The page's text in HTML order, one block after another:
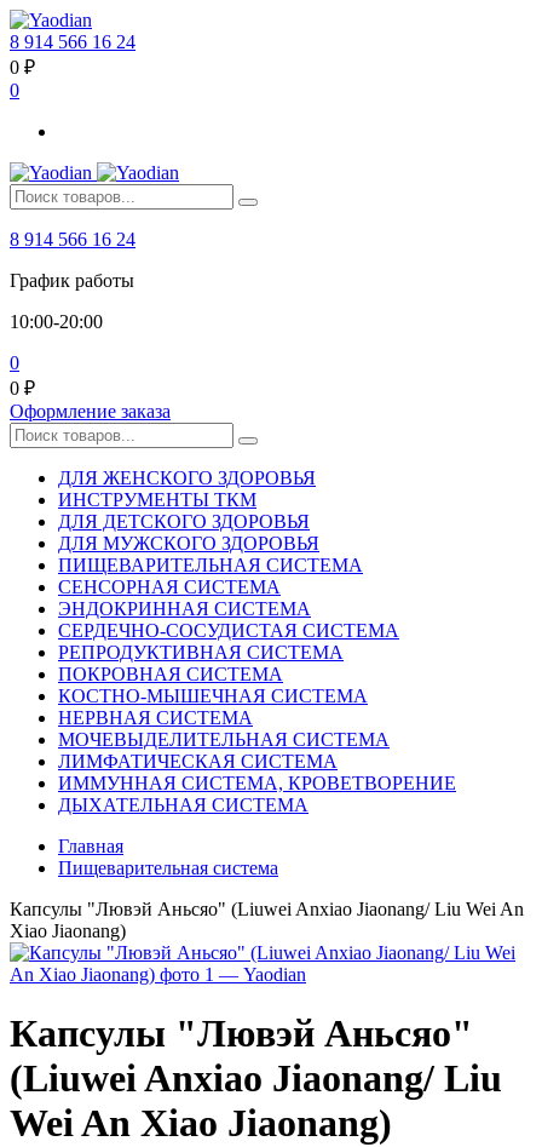
8 914 566 16 24
0 ₽
0
8 914 566 16 24
График работы
10:00-20:00
0
0 ₽
Оформление заказа
ДЛЯ ЖЕНСКОГО ЗДОРОВЬЯ
ИНСТРУМЕНТЫ ТКМ
ДЛЯ ДЕТСКОГО ЗДОРОВЬЯ
ДЛЯ МУЖСКОГО ЗДОРОВЬЯ
ПИЩЕВАРИТЕЛЬНАЯ СИСТЕМА
СЕНСОРНАЯ СИСТЕМА
ЭНДОКРИННАЯ СИСТЕМА
СЕРДЕЧНО-СОСУДИСТАЯ СИСТЕМА
РЕПРОДУКТИВНАЯ СИСТЕМА
ПОКРОВНАЯ СИСТЕМА
КОСТНО-МЫШЕЧНАЯ СИСТЕМА
НЕРВНАЯ СИСТЕМА
МОЧЕВЫДЕЛИТЕЛЬНАЯ СИСТЕМА
ЛИМФАТИЧЕСКАЯ СИСТЕМА
ИММУННАЯ СИСТЕМА, КРОВЕТВОРЕНИЕ
ДЫХАТЕЛЬНАЯ СИСТЕМА
Главная
Пищеварительная система
Капсулы "Лювэй Аньсяо" (Liuwei Anxiao Jiaonang/ Liu Wei An
Xiao Jiaonang)
Капсулы "Лювэй Аньсяо"
(Liuwei Anxiao Jiaonang/ Liu
Wei An Xiao Jiaonang)